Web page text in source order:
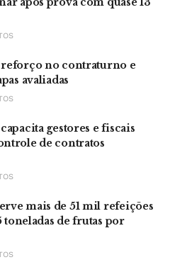
reforço no contraturno e
avaliadas
gestores e fiscais
de contratos
mais de 51 mil refeições
toneladas de frutas por